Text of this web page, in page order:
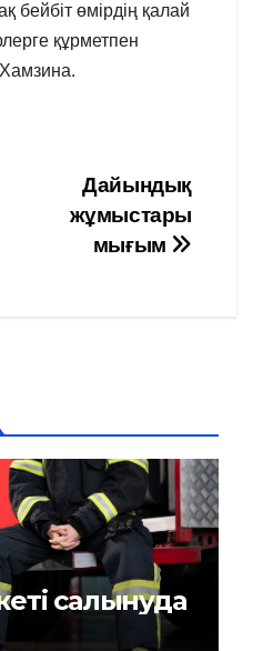
бейбіт өмірдің қалай
құрметпен
Дайындық
жұмыстары
мығым
салынуда